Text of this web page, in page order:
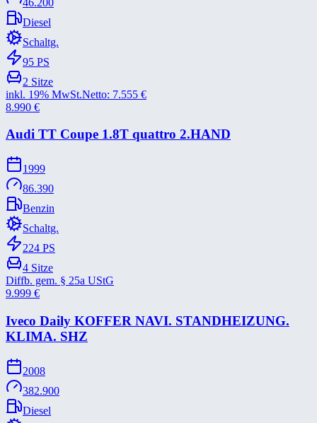
Diesel
Schaltg.
95 PS
2 Sitze
inkl. 19% MwSt.Netto: 7.555 €
8.990 €
Audi TT Coupe 1.8T quattro 2.HAND
1999
86.390
Benzin
Schaltg.
224 PS
4 Sitze
Diffb. gem. § 25a UStG
9.999 €
Iveco Daily KOFFER NAVI. STANDHEIZUNG.
KLIMA. SHZ
2008
382.900
Diesel